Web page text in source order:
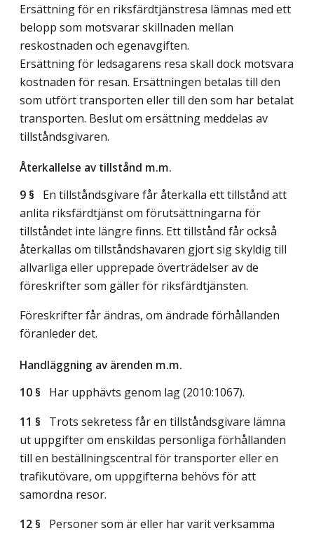
Ersättning för en riksfärdtjänstresa lämnas med ett
belopp som motsvarar skillnaden mellan
reskostnaden och egenavgiften.
Ersättning för ledsagarens resa skall dock motsvara
kostnaden för resan. Ersättningen betalas till den
som utfört transporten eller till den som har betalat
transporten. Beslut om ersättning meddelas av
tillståndsgivaren.
Återkallelse av tillstånd m.m.
9 § En tillståndsgivare får återkalla ett tillstånd att
anlita riksfärdtjänst om förutsättningarna för
tillståndet inte längre finns. Ett tillstånd får också
återkallas om tillståndshavaren gjort sig skyldig till
allvarliga eller upprepade överträdelser av de
föreskrifter som gäller för riksfärdtjänsten.
Föreskrifter får ändras, om ändrade förhållanden
föranleder det.
Handläggning av ärenden m.m.
10 § Har upphävts genom lag (2010:1067).
11 § Trots sekretess får en tillståndsgivare lämna
ut uppgifter om enskildas personliga förhållanden
till en beställningscentral för transporter eller en
trafikutövare, om uppgifterna behövs för att
samordna resor.
12 § Personer som är eller har varit verksamma